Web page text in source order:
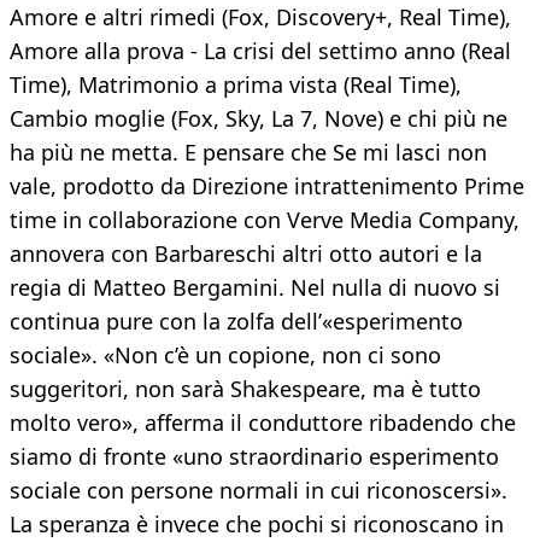
Amore e altri rimedi (Fox, Discovery+, Real Time),
Amore alla prova - La crisi del settimo anno (Real
Time), Matrimonio a prima vista (Real Time),
Cambio moglie (Fox, Sky, La 7, Nove) e chi più ne
ha più ne metta. E pensare che Se mi lasci non
vale, prodotto da Direzione intrattenimento Prime
time in collaborazione con Verve Media Company,
annovera con Barbareschi altri otto autori e la
regia di Matteo Bergamini. Nel nulla di nuovo si
continua pure con la zolfa dell’«esperimento
sociale». «Non c’è un copione, non ci sono
suggeritori, non sarà Shakespeare, ma è tutto
molto vero», afferma il conduttore ribadendo che
siamo di fronte «uno straordinario esperimento
sociale con persone normali in cui riconoscersi».
La speranza è invece che pochi si riconoscano in